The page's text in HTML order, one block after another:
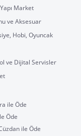
Market
ve Aksesuar
Hobi, Oyuncak
ve Dijital Servisler
ile Öde
Öde
ile Öde